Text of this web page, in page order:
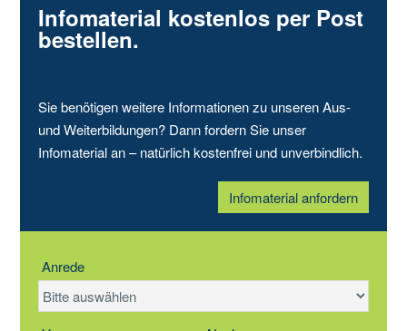
Infomaterial kostenlos per Post
bestellen.
Sie benötigen weitere Informationen zu unseren Aus-
und Weiterbildungen? Dann fordern Sie unser
Infomaterial an – natürlich kostenfrei und unverbindlich.
Infomaterial anfordern
Anrede